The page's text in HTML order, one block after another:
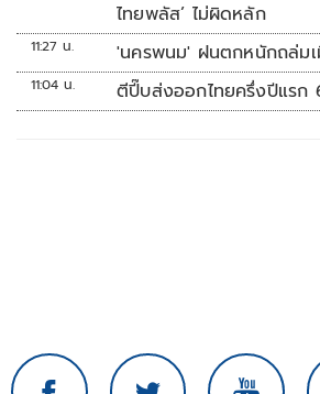
ไทยพลัส’ ไม่ผิดหลัก
11:27 น. 'นครพนม' ฝนตกหนักถล่ม
11:04 น. ตีปี๊บส่งออกไทยครึ่งปีแรก